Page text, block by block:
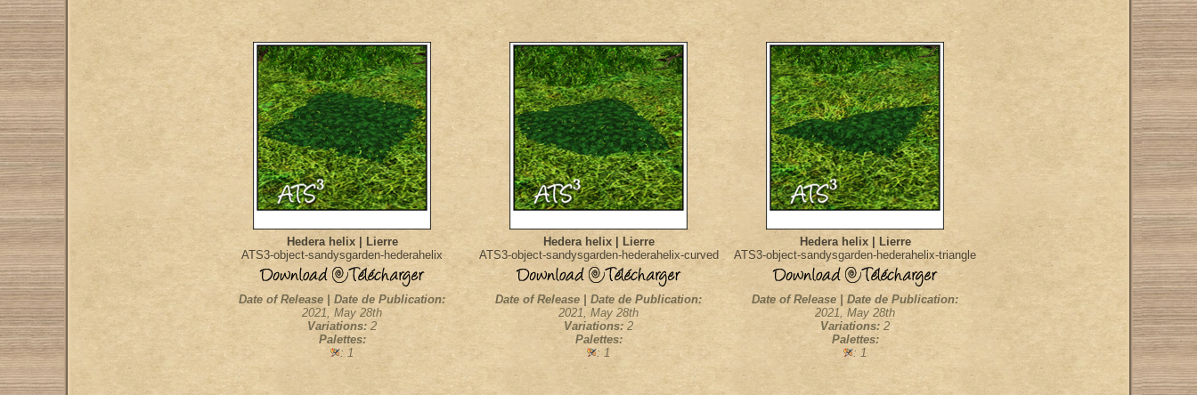
Hedera helix | Lierre
ATS3-object-sandysgarden-hederahelix
Hedera helix | Lierre
ATS3-object-sandysgarden-hederahelix-curved
Hedera helix | Lierre
ATS3-object-sandysgarden-hederahelix-triangle
Date of Release | Date de Publication:
2021, May 28th
Variations: 2
Palettes:
: 1
Date of Release | Date de Publication:
2021, May 28th
Variations: 2
Palettes:
: 1
Date of Release | Date de Publication:
2021, May 28th
Variations: 2
Palettes:
: 1